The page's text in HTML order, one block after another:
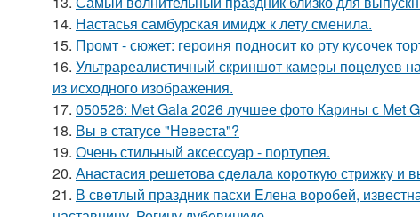
14. Настасья самбурская имидж к лету сменила.
15. Промт - сюжет: героиня подносит ко рту кусочек
16. Ультрареалистичный скриншот камеры поцелуев
из исходного изображения.
17. 050526: Met Gala 2026 лучшее фото Карины с Met
18. Вы в статусе "Невеста"?
19. Очень стильный аксессуар - портупея.
20. Анастасия решетова сдeлалa короткую стрижку и
21. В свeтлый праздник пасxи Eлена воробей,